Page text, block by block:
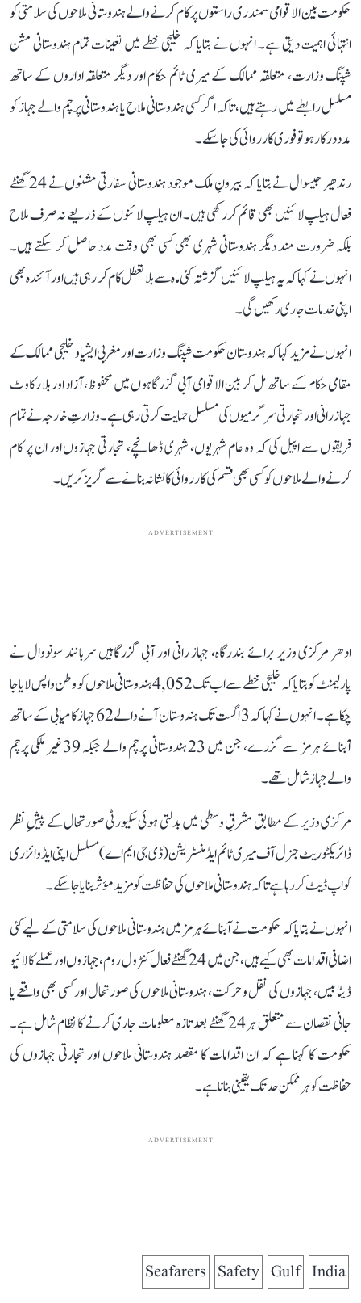
حکومت بین الاقوامی سمندری راستوں پر کام کرنے والے ہندوستانی ملاحوں کی سلامتی کو
انتہائی اہمیت دیتی ہے۔ انہوں نے بتایا کہ خلیجی خطے میں تعینات تمام ہندوستانی مشن
شپنگ وزارت، متعلقہ ممالک کے میری ٹائم حکام اور دیگر متعلقہ اداروں کے ساتھ
مسلسل رابطے میں رہتے ہیں، تاکہ اگر کسی ہندوستانی ملاح یا ہندوستانی پرچم والے جہاز کو
مدد درکار ہو تو فوری کارروائی کی جا سکے۔
رندھیر جیسوال نے بتایا کہ بیرونِ ملک موجود ہندوستانی سفارتی مشنوں نے 24 گھنٹے
فعال ہیلپ لائنیں بھی قائم کر رکھی ہیں۔ ان ہیلپ لائنوں کے ذریعے نہ صرف ملاح
بلکہ ضرورت مند دیگر ہندوستانی شہری بھی کسی بھی وقت مدد حاصل کر سکتے ہیں۔
انہوں نے کہا کہ یہ ہیلپ لائنیں گزشتہ کئی ماہ سے بلا تعطل کام کر رہی ہیں اور آئندہ بھی
اپنی خدمات جاری رکھیں گی۔
انہوں نے مزید کہا کہ ہندوستان حکومت شپنگ وزارت اور مغربی ایشیا و خلیجی ممالک کے
مقامی حکام کے ساتھ مل کر بین الاقوامی آبی گزرگاہوں میں محفوظ، آزاد اور بلا رکاوٹ
جہاز رانی اور تجارتی سرگرمیوں کی مسلسل حمایت کرتی رہی ہے۔ وزارتِ خارجہ نے تمام
فریقوں سے اپیل کی کہ وہ عام شہریوں، شہری ڈھانچے، تجارتی جہازوں اور ان پر کام
کرنے والے ملاحوں کو کسی بھی قسم کی کارروائی کا نشانہ بنانے سے گریز کریں۔
ADVERTISEMENT
ادھر مرکزی وزیر برائے بندرگاہ، جہاز رانی اور آبی گزرگاہیں سربانند سونووال نے
پارلیمنٹ کو بتایا کہ خلیجی خطے سے اب تک 4,052 ہندوستانی ملاحوں کو وطن واپس لایا جا
چکا ہے۔ انہوں نے کہا کہ 3 اگست تک ہندوستان آنے والے 62 جہاز کامیابی کے ساتھ
آبنائے ہرمز سے گزرے، جن میں 23 ہندوستانی پرچم والے جبکہ 39 غیر ملکی پرچم
والے جہاز شامل تھے۔
مرکزی وزیر کے مطابق مشرقِ وسطیٰ میں بدلتی ہوئی سکیورٹی صورتحال کے پیشِ نظر
ڈائریکٹوریٹ جنرل آف میری ٹائم ایڈمنسٹریشن (ڈی جی ایم اے) مسلسل اپنی ایڈوائزری
کو اپ ڈیٹ کر رہا ہے تاکہ ہندوستانی ملاحوں کی حفاظت کو مزید مؤثر بنایا جا سکے۔
انہوں نے بتایا کہ حکومت نے آبنائے ہرمز میں ہندوستانی ملاحوں کی سلامتی کے لیے کئی
اضافی اقدامات بھی کیے ہیں، جن میں 24 گھنٹے فعال کنٹرول روم، جہازوں اور عملے کا لائیو
ڈیٹا بیس، جہازوں کی نقل و حرکت، ہندوستانی ملاحوں کی صورتحال اور کسی بھی واقعے یا
جانی نقصان سے متعلق ہر 24 گھنٹے بعد تازہ معلومات جاری کرنے کا نظام شامل ہے۔
حکومت کا کہنا ہے کہ ان اقدامات کا مقصد ہندوستانی ملاحوں اور تجارتی جہازوں کی
حفاظت کو ہر ممکن حد تک یقینی بنانا ہے۔
ADVERTISEMENT
India
Gulf
Safety
Seafarers